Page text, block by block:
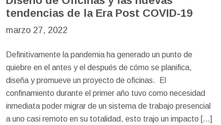
tendencias de la Era Post COVID-19
marzo 27, 2022
Definitivamente la pandemia ha generado un punto de
quiebre en el antes y el después de cómo se planifica,
diseña y promueve un proyecto de oficinas. El
confinamiento durante el primer año tuvo como necesidad
inmediata poder migrar de un sistema de trabajo presencial
a uno casi remoto en su totalidad, esto trajo un impacto […]